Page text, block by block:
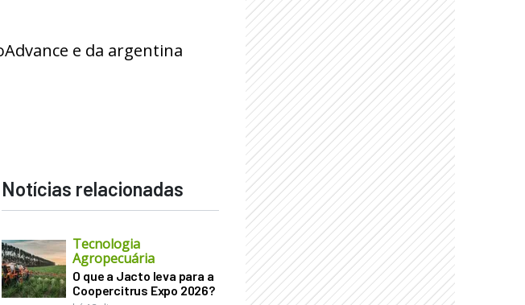
e da argentina
Notícias relacionadas
Tecnologia
Agropecuária
O que a Jacto leva para a
Coopercitrus Expo 2026?